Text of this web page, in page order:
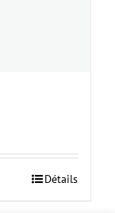
Détails